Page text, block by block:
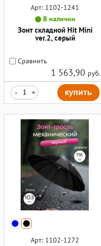
Арт: 1102-1241
В наличии
Зонт складной Hit Mini
ver.2, серый
Сравнить
1 563,90 руб.
- + купить
Арт: 1102-1272